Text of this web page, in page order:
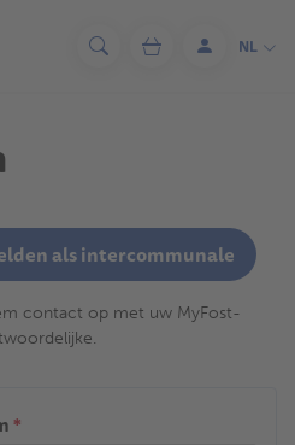
ZoekenWinkelwagen
NL
*
als intercommunale
contact op met uw MyFost-